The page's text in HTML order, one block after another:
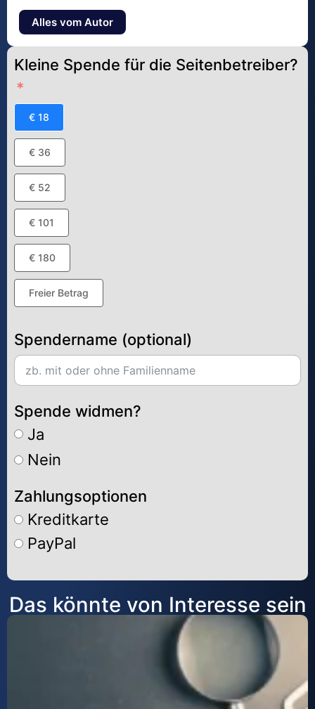
Alles vom Autor
Kleine Spende für die Seitenbetreiber?
€ 18
€ 36
€ 52
€ 101
€ 180
Freier Betrag
Spendername (optional)
Spende widmen?
Ja
Nein
Zahlungsoptionen
Kreditkarte
PayPal
Alternative:
Das könnte von Interesse sein